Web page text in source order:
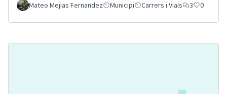
Mateo Mejias Fernandez Municipi Carrers i Vials 3 0